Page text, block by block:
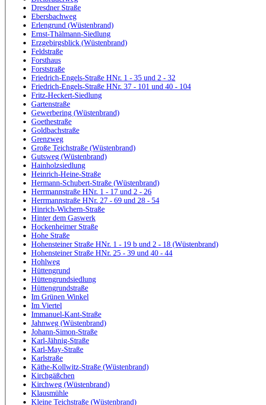
Dresdner Straße
Ebersbachweg
Erlengrund (Wüstenbrand)
Ernst-Thälmann-Siedlung
Erzgebirgsblick (Wüstenbrand)
Feldstraße
Forsthaus
Forststraße
Friedrich-Engels-Straße HNr. 1 - 35 und 2 - 32
Friedrich-Engels-Straße HNr. 37 - 101 und 40 - 104
Fritz-Heckert-Siedlung
Gartenstraße
Gewerbering (Wüstenbrand)
Goethestraße
Goldbachstraße
Grenzweg
Große Teichstraße (Wüstenbrand)
Gutsweg (Wüstenbrand)
Hainholzsiedlung
Heinrich-Heine-Straße
Hermann-Schubert-Straße (Wüstenbrand)
Herrmannstraße HNr. 1 - 17 und 2 - 26
Herrmannstraße HNr. 27 - 69 und 28 - 54
Hinrich-Wichern-Straße
Hinter dem Gaswerk
Hockenheimer Straße
Hohe Straße
Hohensteiner Straße HNr. 1 - 19 b und 2 - 18 (Wüstenbrand)
Hohensteiner Straße HNr. 25 - 39 und 40 - 44
Hohlweg
Hüttengrund
Hüttengrundsiedlung
Hüttengrundstraße
Im Grünen Winkel
Im Viertel
Immanuel-Kant-Straße
Jahnweg (Wüstenbrand)
Johann-Simon-Straße
Karl-Jähnig-Straße
Karl-May-Straße
Karlstraße
Käthe-Kollwitz-Straße (Wüstenbrand)
Kirchgäßchen
Kirchweg (Wüstenbrand)
Klausmühle
Kleine Teichstraße (Wüstenbrand)